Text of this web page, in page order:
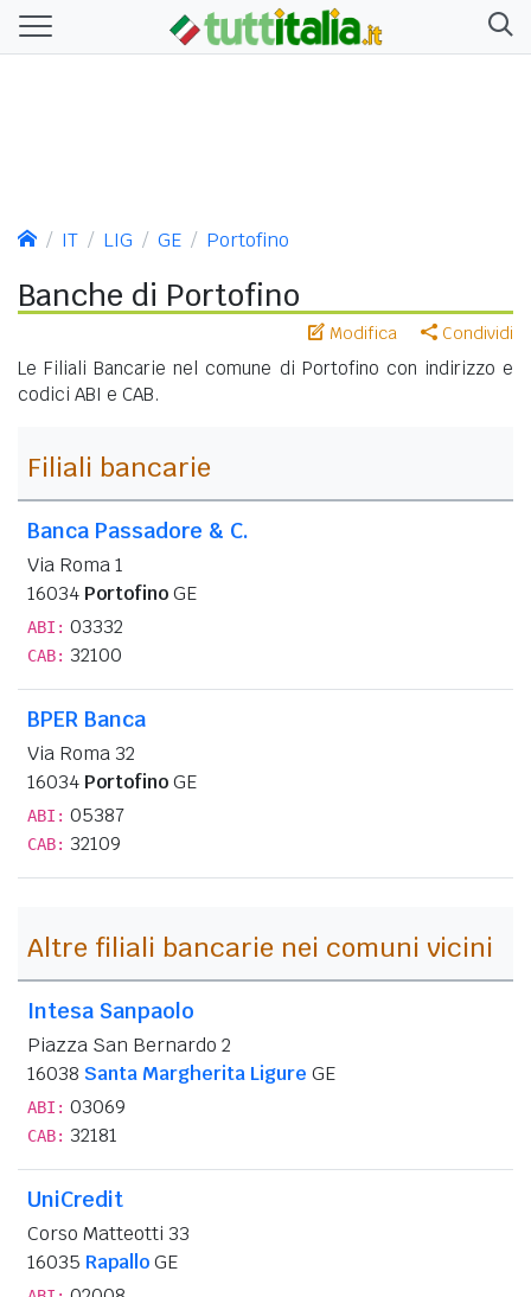
IT LIG GE Portofino
Banche di Portofino
Modifica Condividi
Le Filiali Bancarie nel comune di Portofino con indirizzo e
codici ABI e CAB.
Filiali bancarie
Banca Passadore & C.
Via Roma 1
16034 PortofinoGE
ABI: 03332
CAB: 32100
BPER Banca
Via Roma 32
16034 PortofinoGE
ABI: 05387
CAB: 32109
Altre filiali bancarie nei comuni vicini
Intesa Sanpaolo
Piazza San Bernardo 2
16038 Santa Margherita Ligure GE
ABI: 03069
CAB: 32181
UniCredit
Corso Matteotti 33
16035 RapalloGE